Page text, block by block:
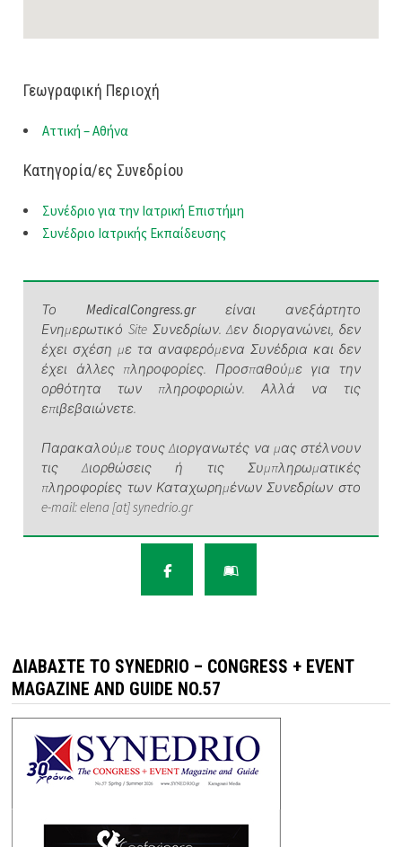
Γεωγραφική Περιοχή
Αττική – Αθήνα
Κατηγορία/ες Συνεδρίου
Συνέδριο για την Ιατρική Επιστήμη
Συνέδριο Ιατρικής Εκπαίδευσης
ΤοMedicalCongress.grείναι ανεξάρτητο
Ενημερωτικό Site Συνεδρίων. Δεν διοργανώνει, δεν
έχει σχέση με τα αναφερόμενα Συνέδρια και δεν
έχει άλλες πληροφορίες. Προσπαθούμε για την
ορθότητα των πληροφοριών. Αλλά να τις
επιβεβαιώνετε.
Παρακαλούμε τους Διοργανωτές να μας στέλνουν
τις Διορθώσεις ή τις Συμπληρωματικές
πληροφορίες των Καταχωρημένων Συνεδρίων στο
e-mail: elena [at] synedrio.gr
ΔΙΑΒΆΣΤΕ ΤΟ SYNEDRIO – CONGRESS + EVENT
MAGAZINE AND GUIDE NO.57